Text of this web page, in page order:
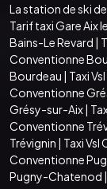
La station de ski
Tarif taxi Gare Aix
Bains-Le Revard |
Conventionne
Bourdeau | Taxi
Conventionne
Grésy-sur-Aix|
Conventionne
Trévignin | Taxi
Conventionne
Pugny-Chatenod |